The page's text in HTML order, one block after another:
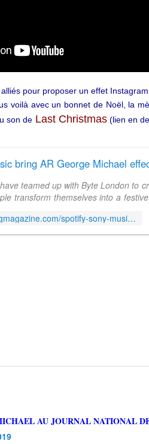
pour proposer un effet
voilà avec un bonnet de Noël, la
son de Last Christmas (lien en
teamed up with Byte London to
transform themselves into a
https://mobilemarketingmagazine.com/spotify-sony-music-george-michael-wham-last-christmas-augmented-reality-instagram
AU JOURNAL NATIONAL